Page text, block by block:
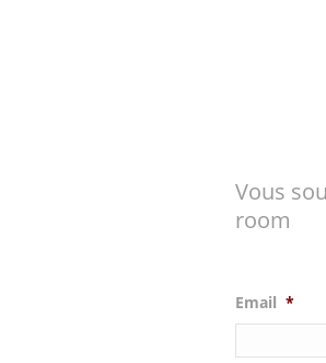
Vous
room
Email *